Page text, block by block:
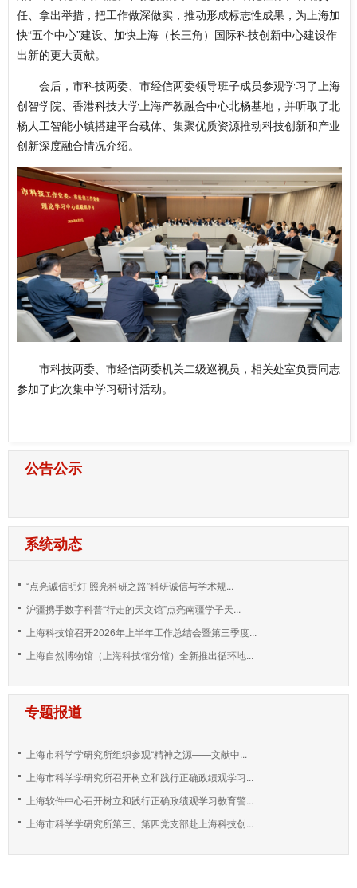
任、拿出举措，把工作做深做实，推动形成标志性成果，为上海加
快“五个中心”建设、加快上海（长三角）国际科技创新中心建设作
出新的更大贡献。
会后，市科技两委、市经信两委领导班子成员参观学习了上海
创智学院、香港科技大学上海产教融合中心北杨基地，并听取了北
杨人工智能小镇搭建平台载体、集聚优质资源推动科技创新和产业
创新深度融合情况介绍。
市科技两委、市经信两委机关二级巡视员，相关处室负责同志
参加了此次集中学习研讨活动。
公告公示
系统动态
“点亮诚信明灯 照亮科研之路”科研诚信与学术规...
沪疆携手数字科普“行走的天文馆”点亮南疆学子天...
上海科技馆召开2026年上半年工作总结会暨第三季度...
上海自然博物馆（上海科技馆分馆）全新推出循环地...
专题报道
上海市科学学研究所组织参观“精神之源——文献中...
上海市科学学研究所召开树立和践行正确政绩观学习...
上海软件中心召开树立和践行正确政绩观学习教育警...
上海市科学学研究所第三、第四党支部赴上海科技创...